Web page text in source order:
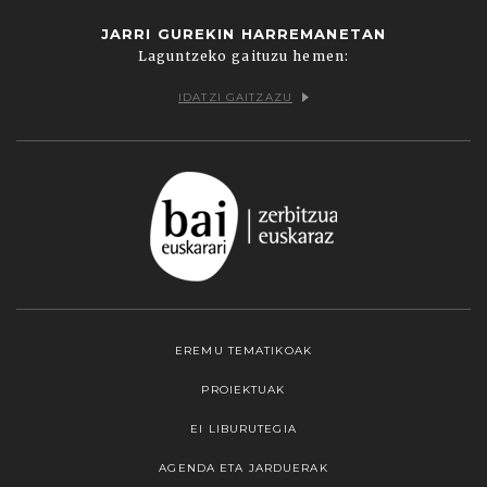
JARRI GUREKIN HARREMANETAN
Laguntzeko gaituzu hemen:
IDATZI GAITZAZU
EREMU TEMATIKOAK
PROIEKTUAK
EI LIBURUTEGIA
AGENDA ETA JARDUERAK